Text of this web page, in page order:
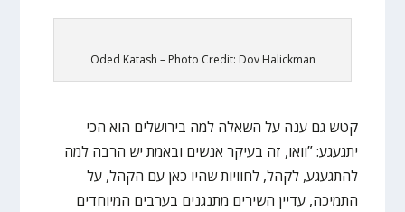
Oded Katash – Photo Credit: Dov Halickman
קטש גם ענה על השאלה למה בירושלים הוא הכי
יתגעגע: ”וואו, זה בעיקר אנשים ובאמת יש הרבה למה
להתגעגע, לקהל, לחוויות שהיו כאן עם הקהל, על
התמיכה, עדיין השירים מתנגנים בערבים המיוחדים